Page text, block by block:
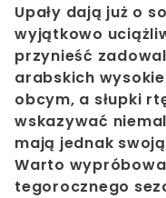
Upały dają już o
wyjątkowo
przynieść
arabskich
obcym, a słupki
wskazywać
mają jednak
Warto
tegorocznego